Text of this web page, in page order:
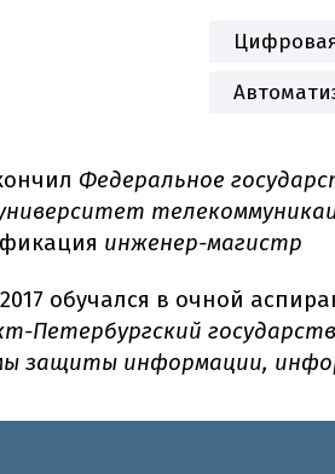
Федеральное
инженер-магистр
обучался в очной
Петербургский
защиты информации,